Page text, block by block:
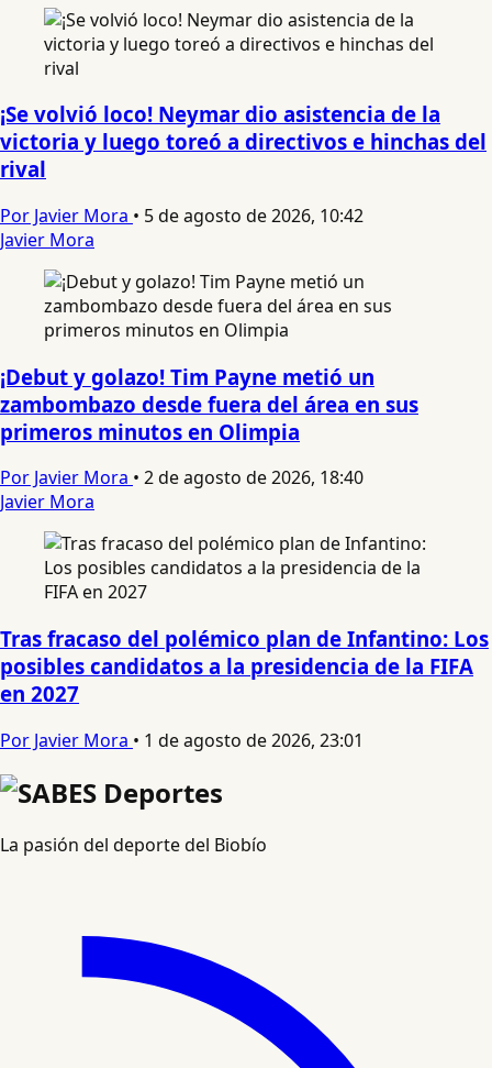
¡Se volvió loco! Neymar dio asistencia de la
victoria y luego toreó a directivos e hinchas del
rival
Por Javier Mora • 5 de agosto de 2026, 10:42
Javier Mora
¡Debut y golazo! Tim Payne metió un
zambombazo desde fuera del área en sus
primeros minutos en Olimpia
Por Javier Mora • 2 de agosto de 2026, 18:40
Javier Mora
Tras fracaso del polémico plan de Infantino: Los
posibles candidatos a la presidencia de la FIFA
en 2027
Por Javier Mora • 1 de agosto de 2026, 23:01
La pasión del deporte del Biobío